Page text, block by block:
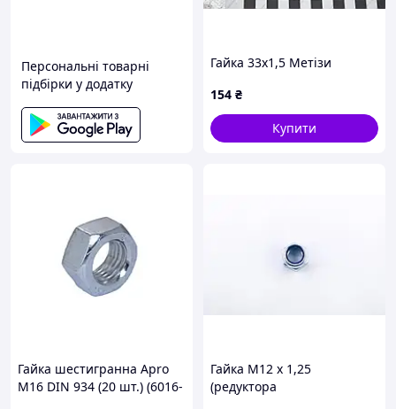
Персональні товарні
підбірки у додатку
Гайка 33х1,5 Метізи
154 ₴
Купити
Гайка шестигранна Apro
М16 DIN 934 (20 шт.) (6016-
Гайка М12 x 1,25
(редуктора